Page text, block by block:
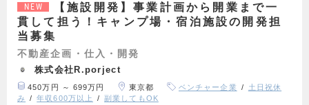
NEW
【施設開発】事業計画から開業まで一
貫して担う！キャンプ場・宿泊施設の開発担
当募集
不動産企画・仕入・開発
株式会社R.porject
450万円 ～ 699万円 東京都 ベンチャー企業
土日祝休
み
年収600万以上 副業してもOK